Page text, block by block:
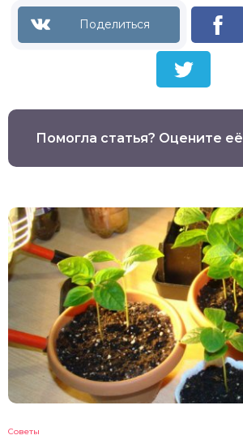
Помогла статья? Оцените её
Советы